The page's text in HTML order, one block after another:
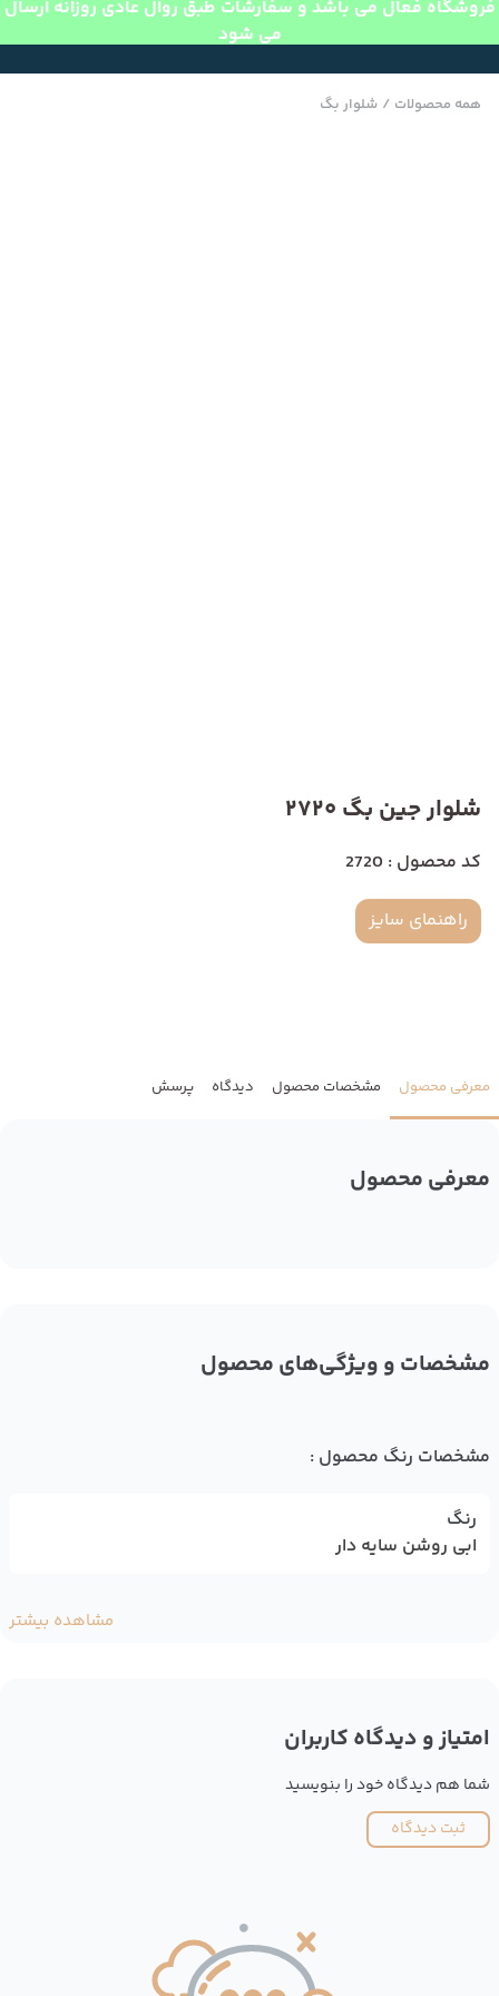
فروشگاه فعال می باشد و سفارشات طبق روال عادی روزانه ارسال
می شود
همه محصولات / شلوار بگ
شلوار جین بگ 2720
کد محصول : 2720
راهنمای سایز
معرفی محصول مشخصات محصول دیدگاه پرسش
معرفی محصول
مشخصات و ویژگی‌های محصول
مشخصات رنگ محصول :
رنگ
ابی روشن سایه دار
مشاهده بیشتر
امتیاز و دیدگاه کاربران
شما هم دیدگاه خود را بنویسید
ثبت دیدگاه